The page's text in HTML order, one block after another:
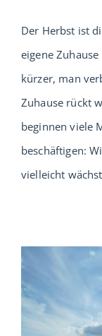
Der Herbst ist
eigene
kürzer, man
Zuhause rückt
beginnen viele
beschäftigen:
vielleicht